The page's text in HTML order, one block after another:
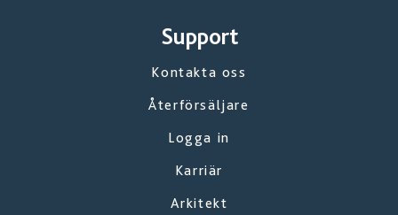
Support
Kontakta oss
Återförsäljare
Logga in
Karriär
Arkitekt